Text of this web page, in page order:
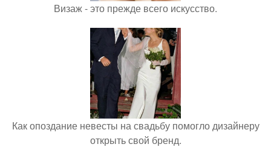
Визаж - это прежде всего искусство.
Как опоздание невесты на свадьбу помогло дизайнеру
открыть свой бренд.